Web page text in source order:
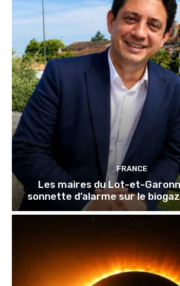
FRANCE
Les maires du Lot-et-
sonnette d’alarme sur le